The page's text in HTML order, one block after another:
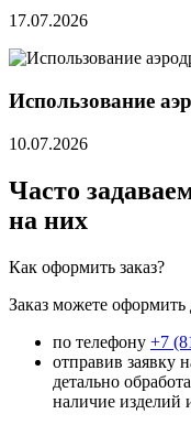
17.07.2026
Использование
10.07.2026
Часто
на них
Как оформить заказ?
Заказ можете
по телефону +7
отправив заявку
детально
наличие изделий